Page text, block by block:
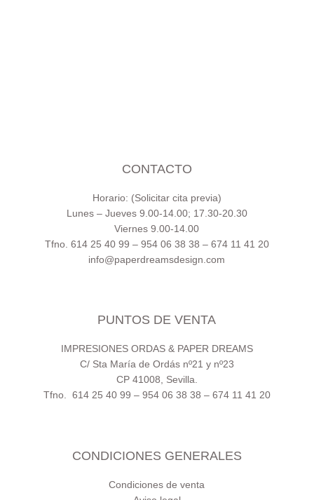
CONTACTO
Horario: (Solicitar cita previa)
Lunes – Jueves 9.00-14.00; 17.30-20.30
Viernes 9.00-14.00
Tfno. 614 25 40 99 – 954 06 38 38 – 674 11 41 20
info@paperdreamsdesign.com
PUNTOS DE VENTA
IMPRESIONES ORDAS & PAPER DREAMS
C/ Sta María de Ordás nº21 y nº23
CP 41008, Sevilla.
Tfno. 614 25 40 99 – 954 06 38 38 – 674 11 41 20
CONDICIONES GENERALES
Condiciones de venta